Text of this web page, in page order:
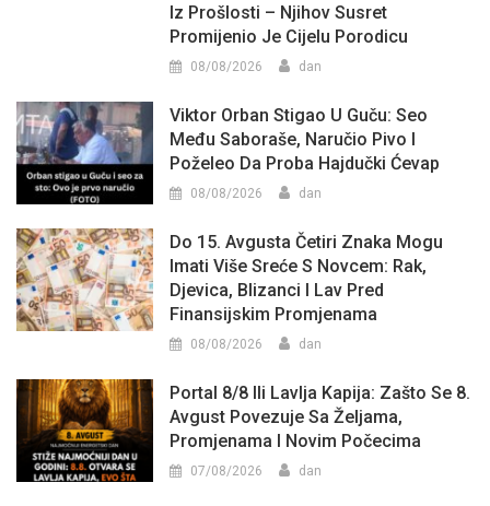
Iz Prošlosti – Njihov Susret
Promijenio Je Cijelu Porodicu
08/08/2026 dan
Viktor Orban Stigao U Guču: Seo
Među Saboraše, Naručio Pivo I
Poželeo Da Proba Hajdučki Ćevap
08/08/2026 dan
Do 15. Avgusta Četiri Znaka Mogu
Imati Više Sreće S Novcem: Rak,
Djevica, Blizanci I Lav Pred
Finansijskim Promjenama
08/08/2026 dan
Portal 8/8 Ili Lavlja Kapija: Zašto Se 8.
Avgust Povezuje Sa Željama,
Promjenama I Novim Počecima
07/08/2026 dan